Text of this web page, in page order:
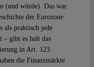
(und würde). Das war
der Eurozone
als praktisch jede
– gibt es halt das
in Art. 123
die Finanzmärkte